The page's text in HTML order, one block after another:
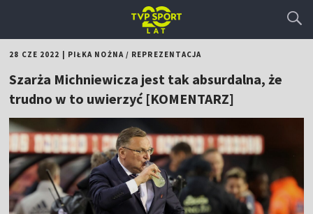
28 CZE 2022 PIŁKA NOŻNA/ REPREZENTACJA
Szarża Michniewicza jest tak absurdalna, że
trudno w to uwierzyć [KOMENTARZ]